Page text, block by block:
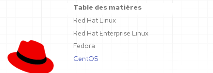
Table des matières
Red Hat Linux
Red Hat Enterprise Linux
Fedora
CentOS